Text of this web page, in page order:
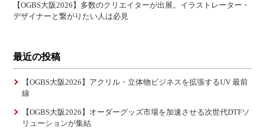
【OGBS大阪2026】多数のクリエイターが出展。イラストレーター・
デザイナーと繋がりたい人は必見
最近の投稿
【OGBS大阪2026】アクリル・立体物ビジネスを拡張するUV 最前
線
【OGBS大阪2026】オーダーグッズ市場を加速させる次世代DTFソ
リューションが集結